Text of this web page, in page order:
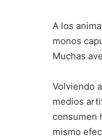
A los
monos
Muchas
Volviendo
medios
consumen
mismo